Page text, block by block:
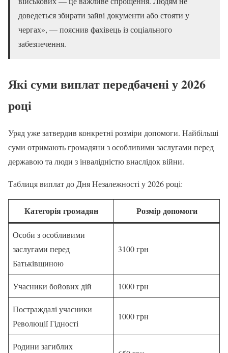
доведеться збирати зайві документи або стояти у
чергах», — пояснив фахівець із соціального
забезпечення.
Які суми виплат передбачені у 2026
році
Уряд уже затвердив конкретні розміри допомоги. Найбільші
суми отримають громадяни з особливими заслугами перед
державою та люди з інвалідністю внаслідок війни.
Таблиця виплат до Дня Незалежності у 2026 році:
Категорія громадян Розмір допомоги
Особи з особливими
заслугами перед
Батьківщиною
3100 грн
Учасники бойових дій 1000 грн
Постраждалі учасники
Революції Гідності
1000 грн
Родини загиблих